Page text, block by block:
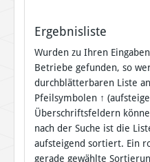
Ergebnisliste
Wurden zu Ihren
Betriebe gefunden, so
durchblätterbaren Liste
Pfeilsymbolen ↑
Überschriftsfeldern
nach der Suche ist die
aufsteigend sortiert. Ein
gerade gewählte